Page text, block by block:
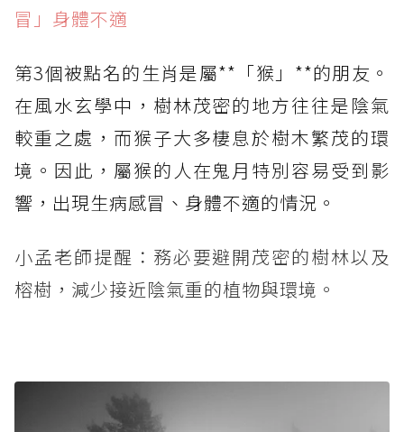
冒」身體不適
第3個被點名的生肖是屬**「猴」**的朋友。
在風水玄學中，樹林茂密的地方往往是陰氣
較重之處，而猴子大多棲息於樹木繁茂的環
境。因此，屬猴的人在鬼月特別容易受到影
響，出現生病感冒、身體不適的情況。
小孟老師提醒：務必要避開茂密的樹林以及
榕樹，減少接近陰氣重的植物與環境。